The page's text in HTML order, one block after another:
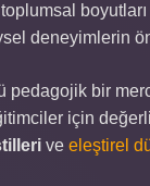
deneyimlerin
pedagojik bir
için
ve eleştirel